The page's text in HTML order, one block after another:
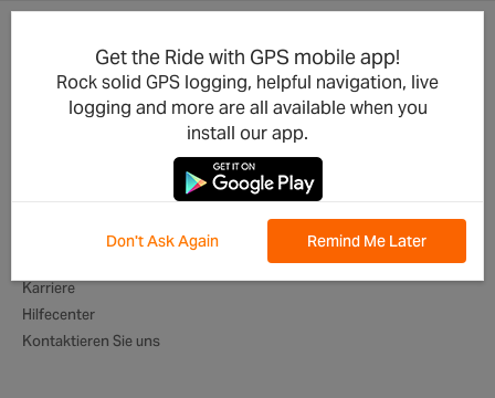
Produkt-Updates
Integrationen
Entwickler
Für Unternehmen
Radsportclubs
Veranstalter
Reiseveranstalter
Digitale Reisepläne
Karriere
Hilfecenter
Kontaktieren Sie uns
Get the Ride with GPS mobile app!
Rock solid GPS logging, helpful navigation, live
logging and more are all available when you
install our app.
Don't Ask Again Remind Me Later